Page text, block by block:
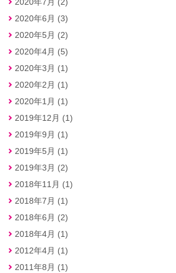
2020年6月 (3)
2020年5月 (2)
2020年4月 (5)
2020年3月 (1)
2020年2月 (1)
2020年1月 (1)
2019年12月 (1)
2019年9月 (1)
2019年5月 (1)
2019年3月 (2)
2018年11月 (1)
2018年7月 (1)
2018年6月 (2)
2018年4月 (1)
2012年4月 (1)
2011年8月 (1)